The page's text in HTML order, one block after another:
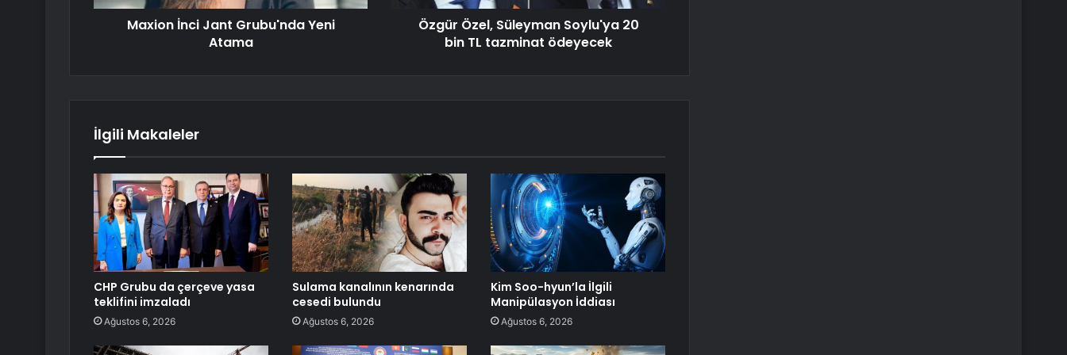
Maxion İnci Jant Grubu'nda Yeni
Atama
Özgür Özel, Süleyman Soylu'ya 20
bin TL tazminat ödeyecek
İlgili Makaleler
CHP Grubu da çerçeve yasa
teklifini imzaladı
Ağustos 6, 2026
Sulama kanalının kenarında
cesedi bulundu
Ağustos 6, 2026
Kim Soo-hyun’la İlgili
Manipülasyon İddiası
Ağustos 6, 2026